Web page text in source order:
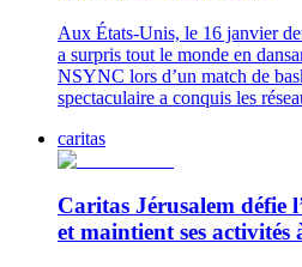
Aux États-Unis, le 16 janvier
a surpris tout le monde en
NSYNC lors d’un match de
spectaculaire a conquis les
caritas
Caritas Jérusalem défie
et maintient ses activités